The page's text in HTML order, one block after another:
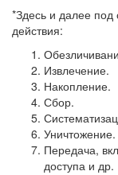
*Здесь и далее
действия:
Извлечение.
Накопление.
Сбор.
Уничтожение.
Передача,
доступа и др.